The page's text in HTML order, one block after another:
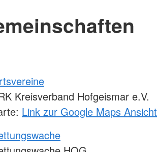
Kreisverband Hofgeismar e.V.
Link zur Google Maps Ansicht